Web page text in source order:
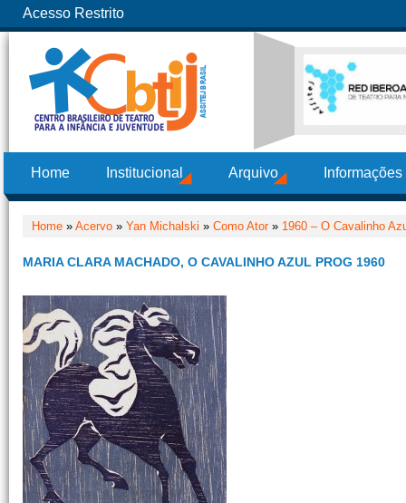
Acesso Restrito
Home Institucional Arquivo
Home » Acervo » Yan Michalski » Como Ator» 1960 – O Cavalinho
MARIA CLARA MACHADO, O CAVALINHO AZUL PROG 1960